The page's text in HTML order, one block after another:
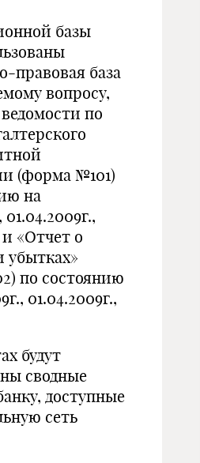
базы
правовая база
вопросу,
по
(форма №101)
на
01.04.2009г.,
и «Отчет о
убытках»
по состоянию
01.04.2009г.,
будут
сводные
доступные
сеть